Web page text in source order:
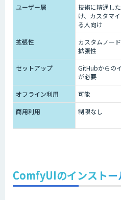
ユーザー層
技術に精通し
け、カスタマ
る人向け
拡張性
カスタムノー
拡張性
セットアップ
GitHubからの
が必要
オフライン利用
可能
商用利用
制限なし
ComfyUIのインストー